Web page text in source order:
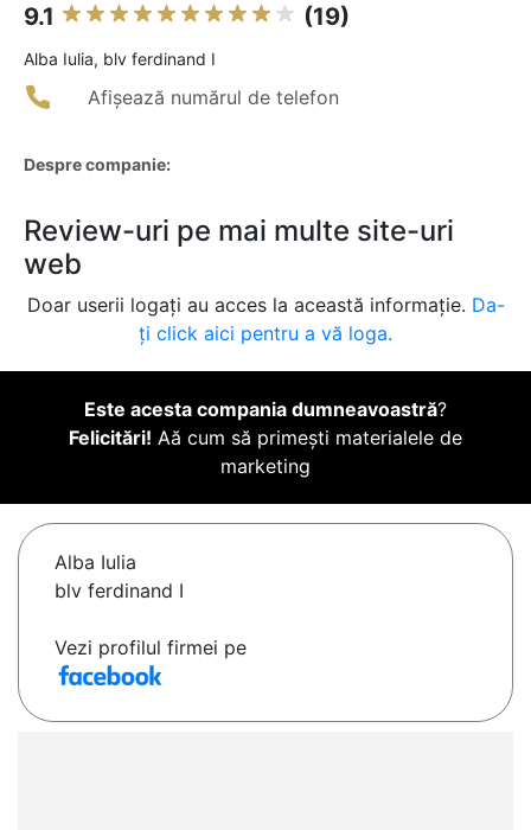
9.1 (19)
Alba Iulia, blv ferdinand I
Afișează numărul de telefon
Despre companie:
Review-uri pe mai multe site-uri
web
Doar userii logați au acces la această informație. Da-
ți click aici pentru a vă loga.
Este acesta compania dumneavoastră?
Felicitări! Aă cum să primești materialele de
marketing
Alba Iulia
blv ferdinand I
Vezi profilul firmei pe